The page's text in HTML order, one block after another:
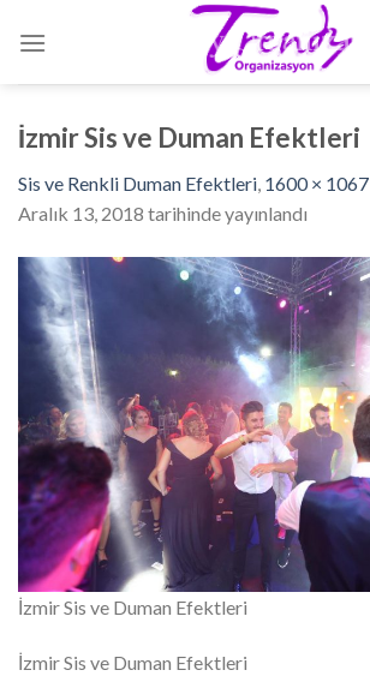
İzmir Sis ve Duman Efektleri
Sis ve Renkli Duman Efektleri, 1600 × 1067
Aralık 13, 2018 tarihinde yayınlandı
İzmir Sis ve Duman Efektleri
İzmir Sis ve Duman Efektleri